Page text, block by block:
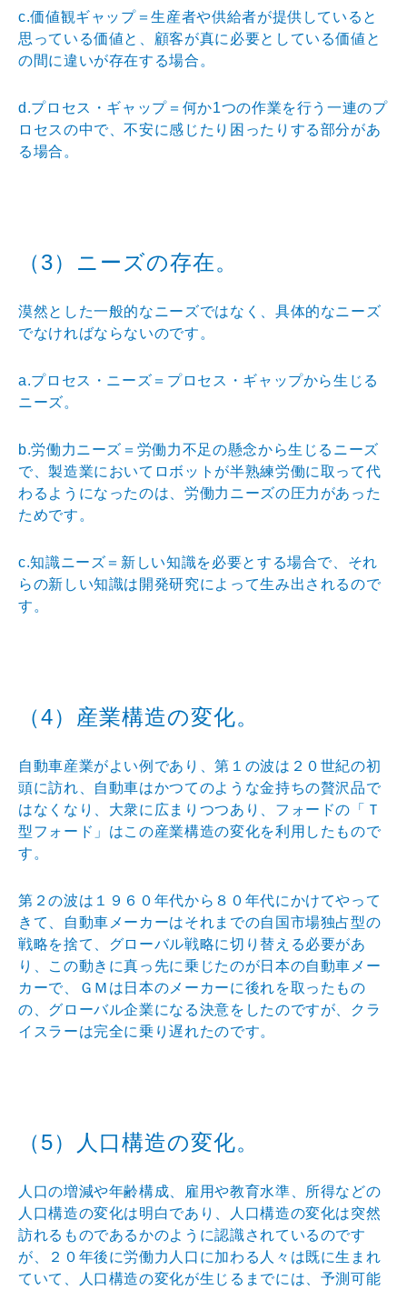
c.価値観ギャップ＝生産者や供給者が提供していると
思 っている価値と、顧客が真に必要としている価値と
の間に違いが存在する場合。
d.プロセス・ギャップ＝何か1つの作業を行う一連のプ
ロセスの中で、不安に感じたり困ったりする部分があ
る場合。
（3）ニーズの存在。
漠然とした一般的なニーズではなく、具体的なニーズ
でなければならないのです。
a.プロセス・ニーズ＝プロセス・ギャップから生じる
ニーズ。
b.労働力ニーズ＝労働力不足の懸念から生じるニーズ
で、製造業においてロボットが半熟練労働に取って代
わるよ うになったのは、労働力ニーズの圧力があった
ためです。
c.知識ニーズ＝新しい知識を必要とする場合で、それ
らの新しい知識は開発研究によって生み出されるので
す。
（4）産業構造の変化。
自動車産業がよい例であり、第１の波は２０世紀の初
頭に訪れ、自動車はかつてのような金持ちの贅沢品で
はなくな り、大衆に広まりつつあり、フォードの「Ｔ
型フォード」 はこの産業構造の変化を利用したもので
す。
第２の波は１９６０年代から８０年代にかけてやって
きて
、自動車メーカーはそれまでの自国市場独占型の
戦略を捨て、グローバル戦略に切り替える必要があ
り、この動きに真っ先に乗じたのが日本の自動車メー
カーで、ＧＭは日本のメーカーに後れを取ったもの
の、グローバル企業になる決意をしたのですが、クラ
イスラーは完全に乗り遅れたのです。
（5）人口構造の変化。
人口の増減や年齢構成、雇用や教育水準、所得などの
人口構造の変化は明白であり、人口構造の変化は突然
訪れるものであるかのように認識されているのです
が、２０年後に労働力人口に加わる人々は既に生まれ
ていて、人口構造の変化が生じるまでには、予測可能